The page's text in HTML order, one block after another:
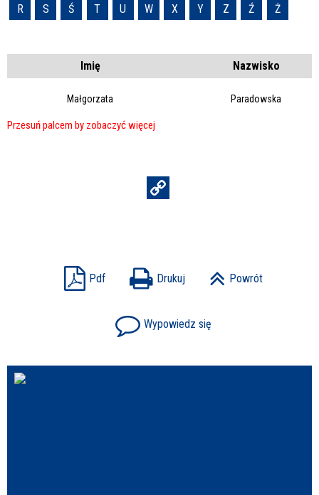
R S Ś T U W X Y Z Ź Ż
Imię Nazwisko
Małgorzata Paradowska
Pdf Drukuj Powrót
Wypowiedz się